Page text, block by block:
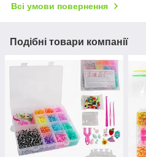
Всі умови повернення
Подібні товари компанії